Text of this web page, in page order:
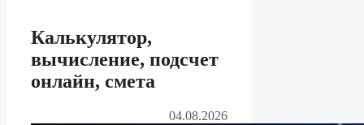
Калькулятор,
вычисление, подсчет
онлайн, смета
04.08.2026